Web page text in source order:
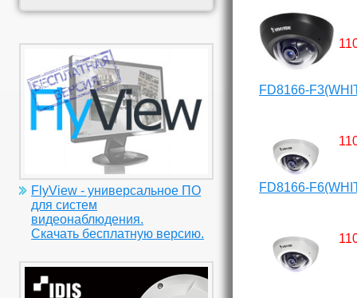
FlyView - универсальное ПО
для систем
видеонаблюдения.
Скачать бесплатную версию.
FD8166-
FD8166-